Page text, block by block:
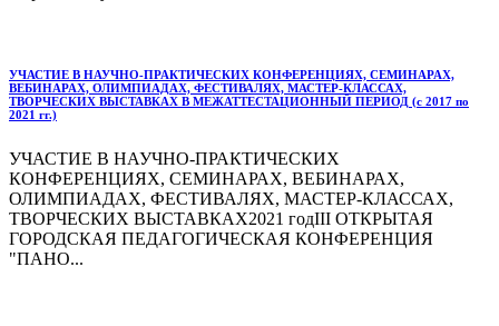
УЧАСТИЕ В НАУЧНО-ПРАКТИЧЕСКИХ КОНФЕРЕНЦИЯХ, СЕМИНАРАХ,
ВЕБИНАРАХ, ОЛИМПИАДАХ, ФЕСТИВАЛЯХ, МАСТЕР-КЛАССАХ,
ТВОРЧЕСКИХ ВЫСТАВКАХ В МЕЖАТТЕСТАЦИОННЫЙ ПЕРИОД (с 2017 по
2021 гг.)
УЧАСТИЕ В НАУЧНО-ПРАКТИЧЕСКИХ
КОНФЕРЕНЦИЯХ, СЕМИНАРАХ, ВЕБИНАРАХ,
ОЛИМПИАДАХ, ФЕСТИВАЛЯХ, МАСТЕР-КЛАССАХ,
ТВОРЧЕСКИХ ВЫСТАВКАХ2021 годIII ОТКРЫТАЯ
ГОРОДСКАЯ ПЕДАГОГИЧЕСКАЯ КОНФЕРЕНЦИЯ
"ПАНО...